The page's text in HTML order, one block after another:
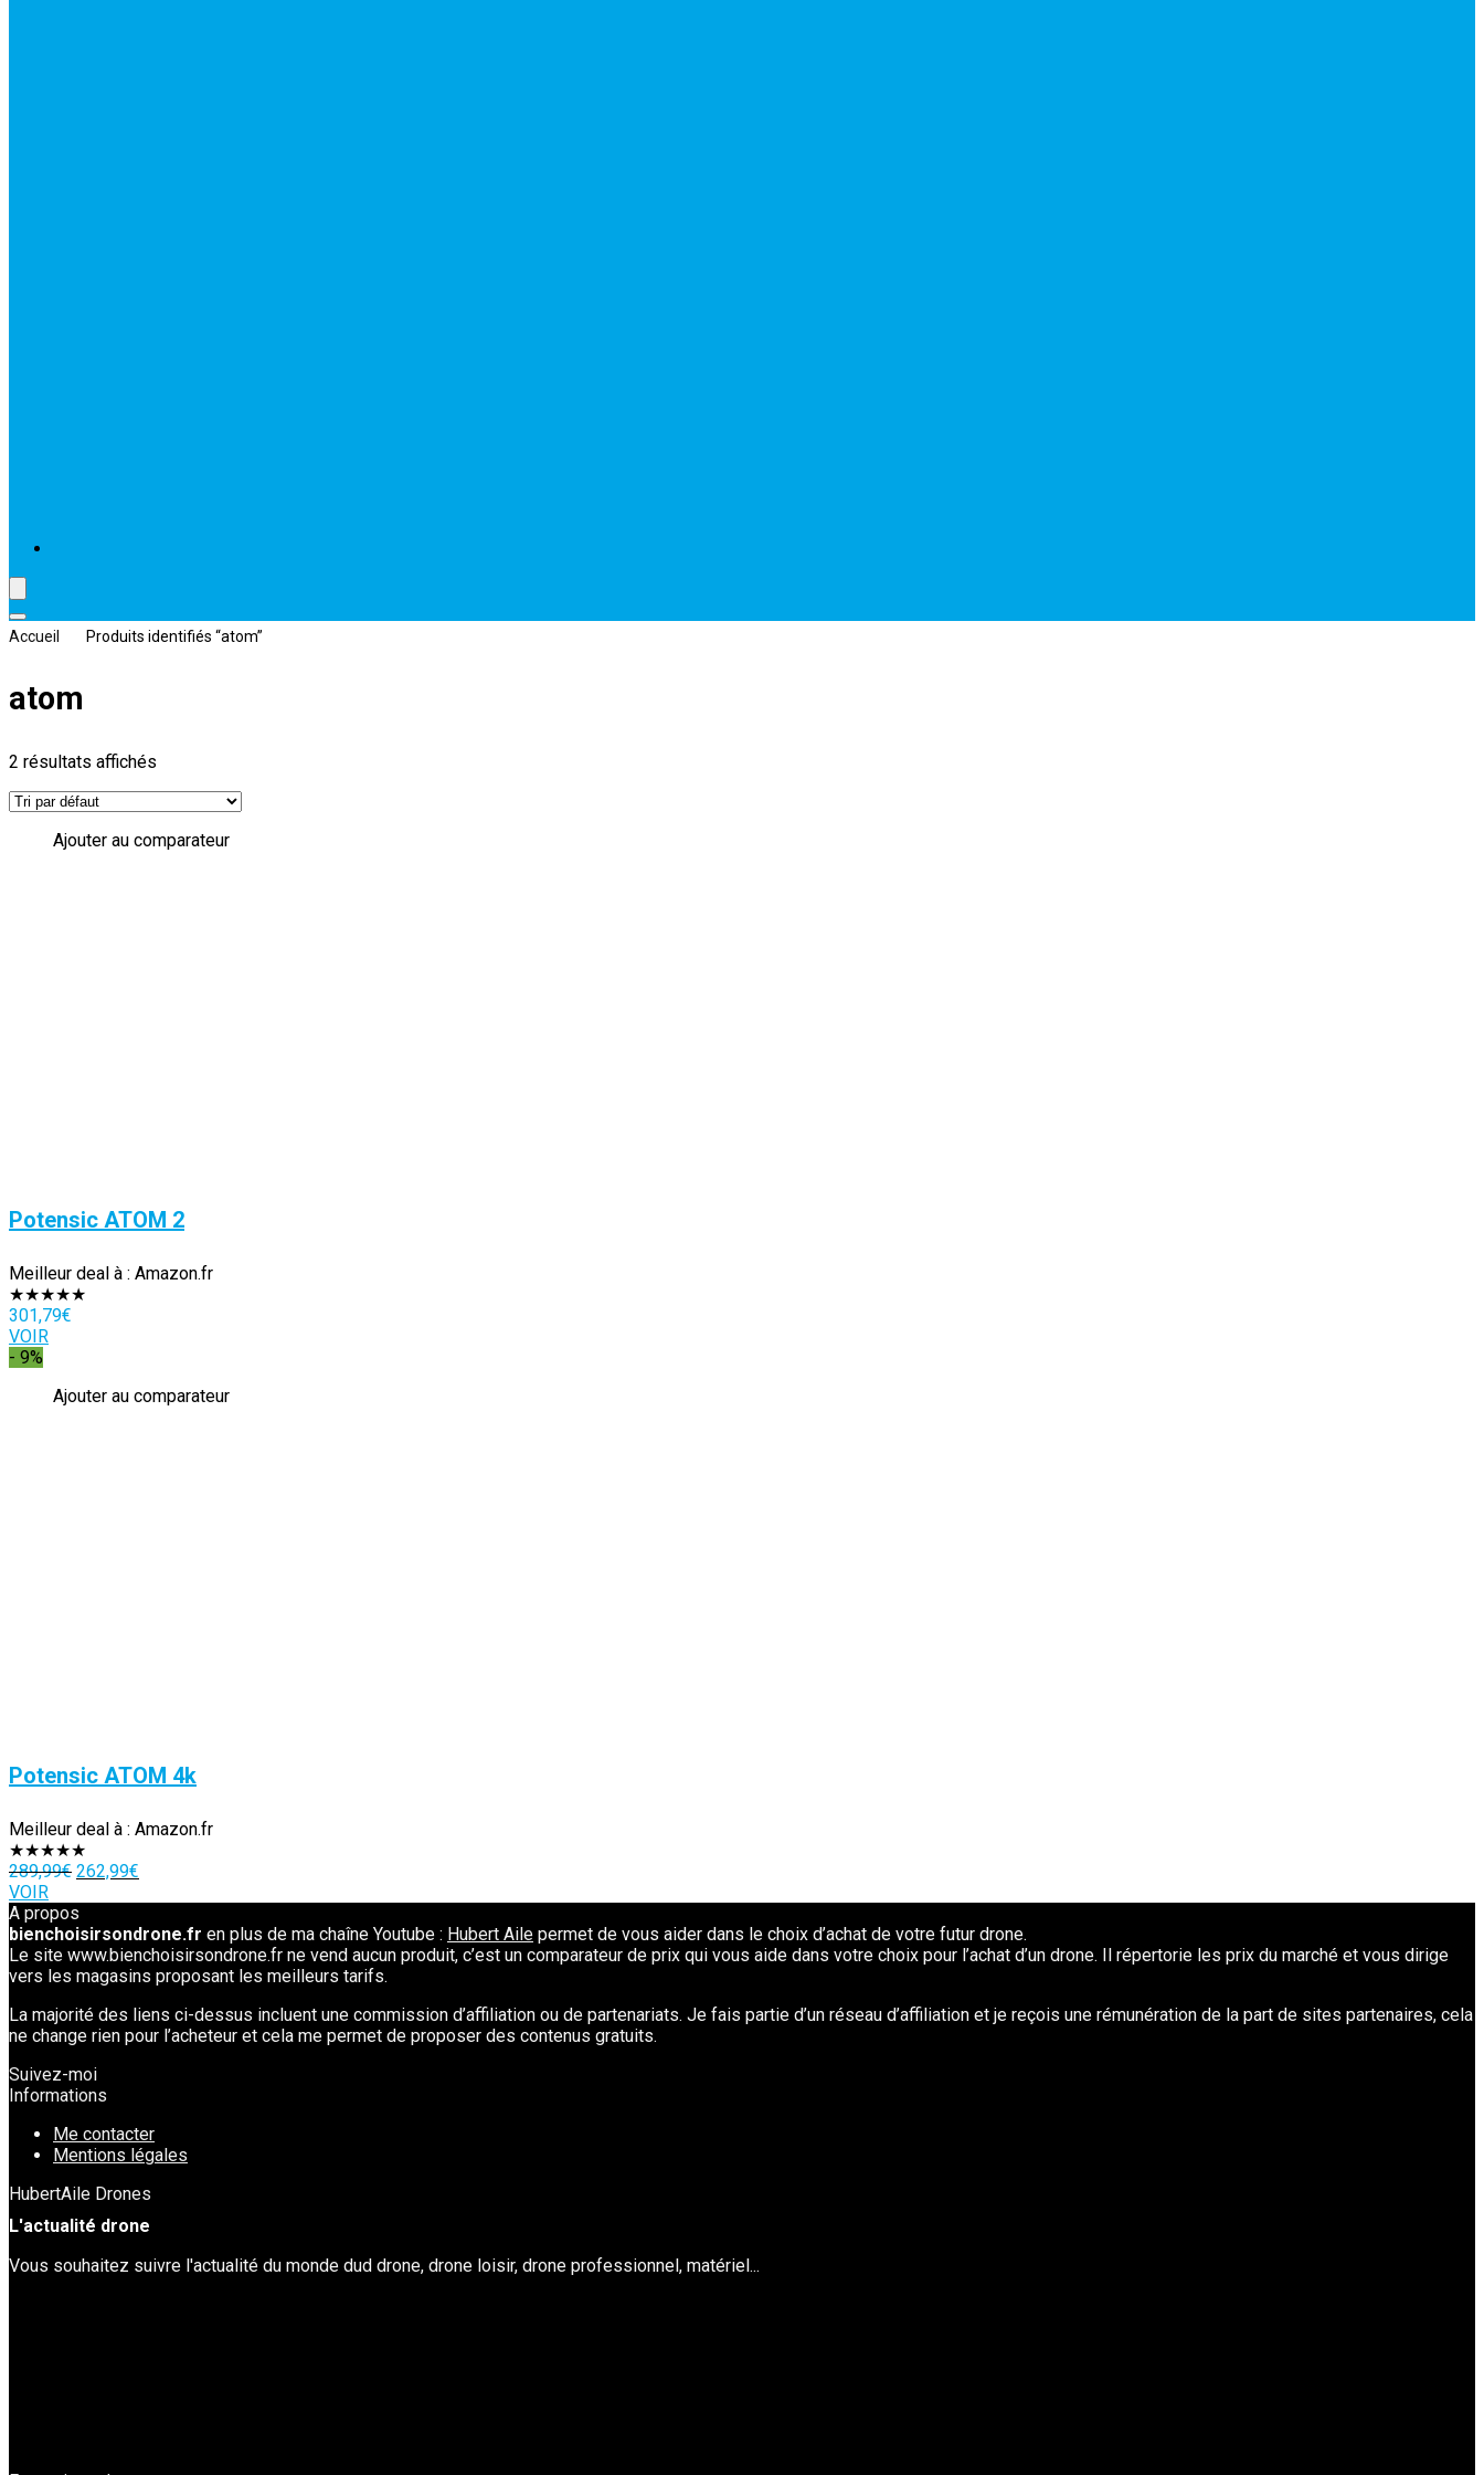
Accueil Produits identifiés “atom”
atom
2 résultats affichés
Ajouter au comparateur
Potensic ATOM 2
Meilleur deal à : Amazon.fr
★★★★★
301,79€
VOIR
- 9%
Ajouter au comparateur
Potensic ATOM 4k
Meilleur deal à : Amazon.fr
★★★★★
289,99€ Le
initial
était :
289,99€.
262,99€
est :
262,99€.
VOIR
A propos
bienchoisirsondrone.fr en plus de ma chaîne Youtube : Hubert Aile permet de vous aider dans le choix d’achat de votre futur drone.
Le site www.bienchoisirsondrone.fr ne vend aucun produit, c’est un comparateur de prix qui vous aide dans votre choix pour l’achat d’un drone. Il répertorie les prix du marché et vous dirige
vers les magasins proposant les meilleurs tarifs.
La majorité des liens ci-dessus incluent une commission d’affiliation ou de partenariats. Je fais partie d’un réseau d’affiliation et je reçois une rémunération de la part de sites partenaires, cela
ne change rien pour l’acheteur et cela me permet de proposer des contenus gratuits.
Suivez-moi
Informations
Me contacter
Mentions légales
HubertAile Drones
L'actualité drone
Vous souhaitez suivre l'actualité du monde dud drone, drone loisir, drone professionnel, matériel...